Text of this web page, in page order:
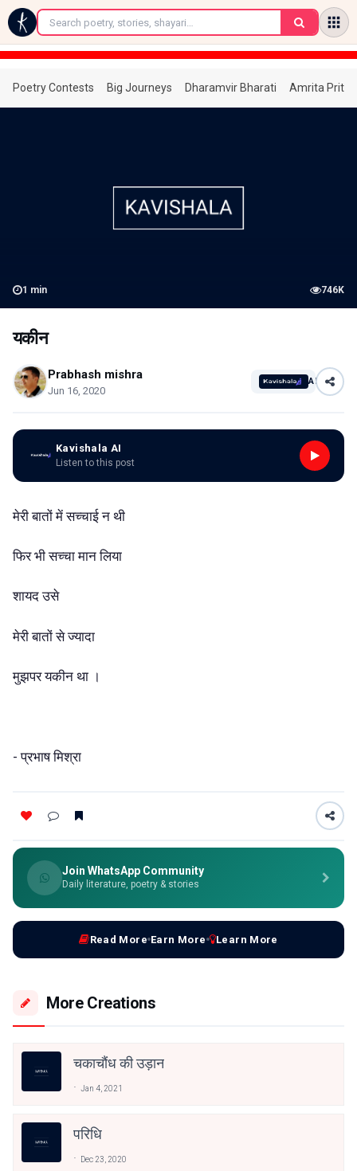
←
Poetry Contests Big Journeys Dharamvir Bharati Amrita
1 min 746K
यकीन
Prabhash mishra
Jun 16, 2020
AI
Kavishala AI
Listen to this post
मेरी बातों में सच्चाई न थी
फिर भी सच्चा मान लिया
शायद उसे
मेरी बातों से ज्यादा
मुझपर यकीन था ।
- प्रभाष मिश्रा
Join WhatsApp Community
Daily literature, poetry & stories
Read More Earn More Learn More
More Creations
चकाचौंध की उड़ान
Jan 4, 2021
परिधि
Dec 23, 2020